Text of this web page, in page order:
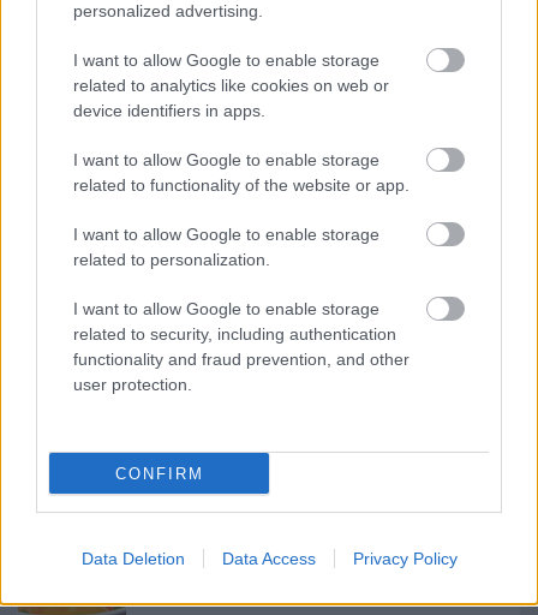
personalized advertising.
I want to allow Google to enable storage
related to analytics like cookies on web or
device identifiers in apps.
I want to allow Google to enable storage
related to functionality of the website or app.
I want to allow Google to enable storage
related to personalization.
I want to allow Google to enable storage
related to security, including authentication
functionality and fraud prevention, and other
user protection.
CONFIRM
Data Deletion Data Access Privacy Policy
vegetáriánus magyaros laktózmentes vegán
Ajánlott bejegyzések:
Mediterrán Lakoma
Színpompás bableves